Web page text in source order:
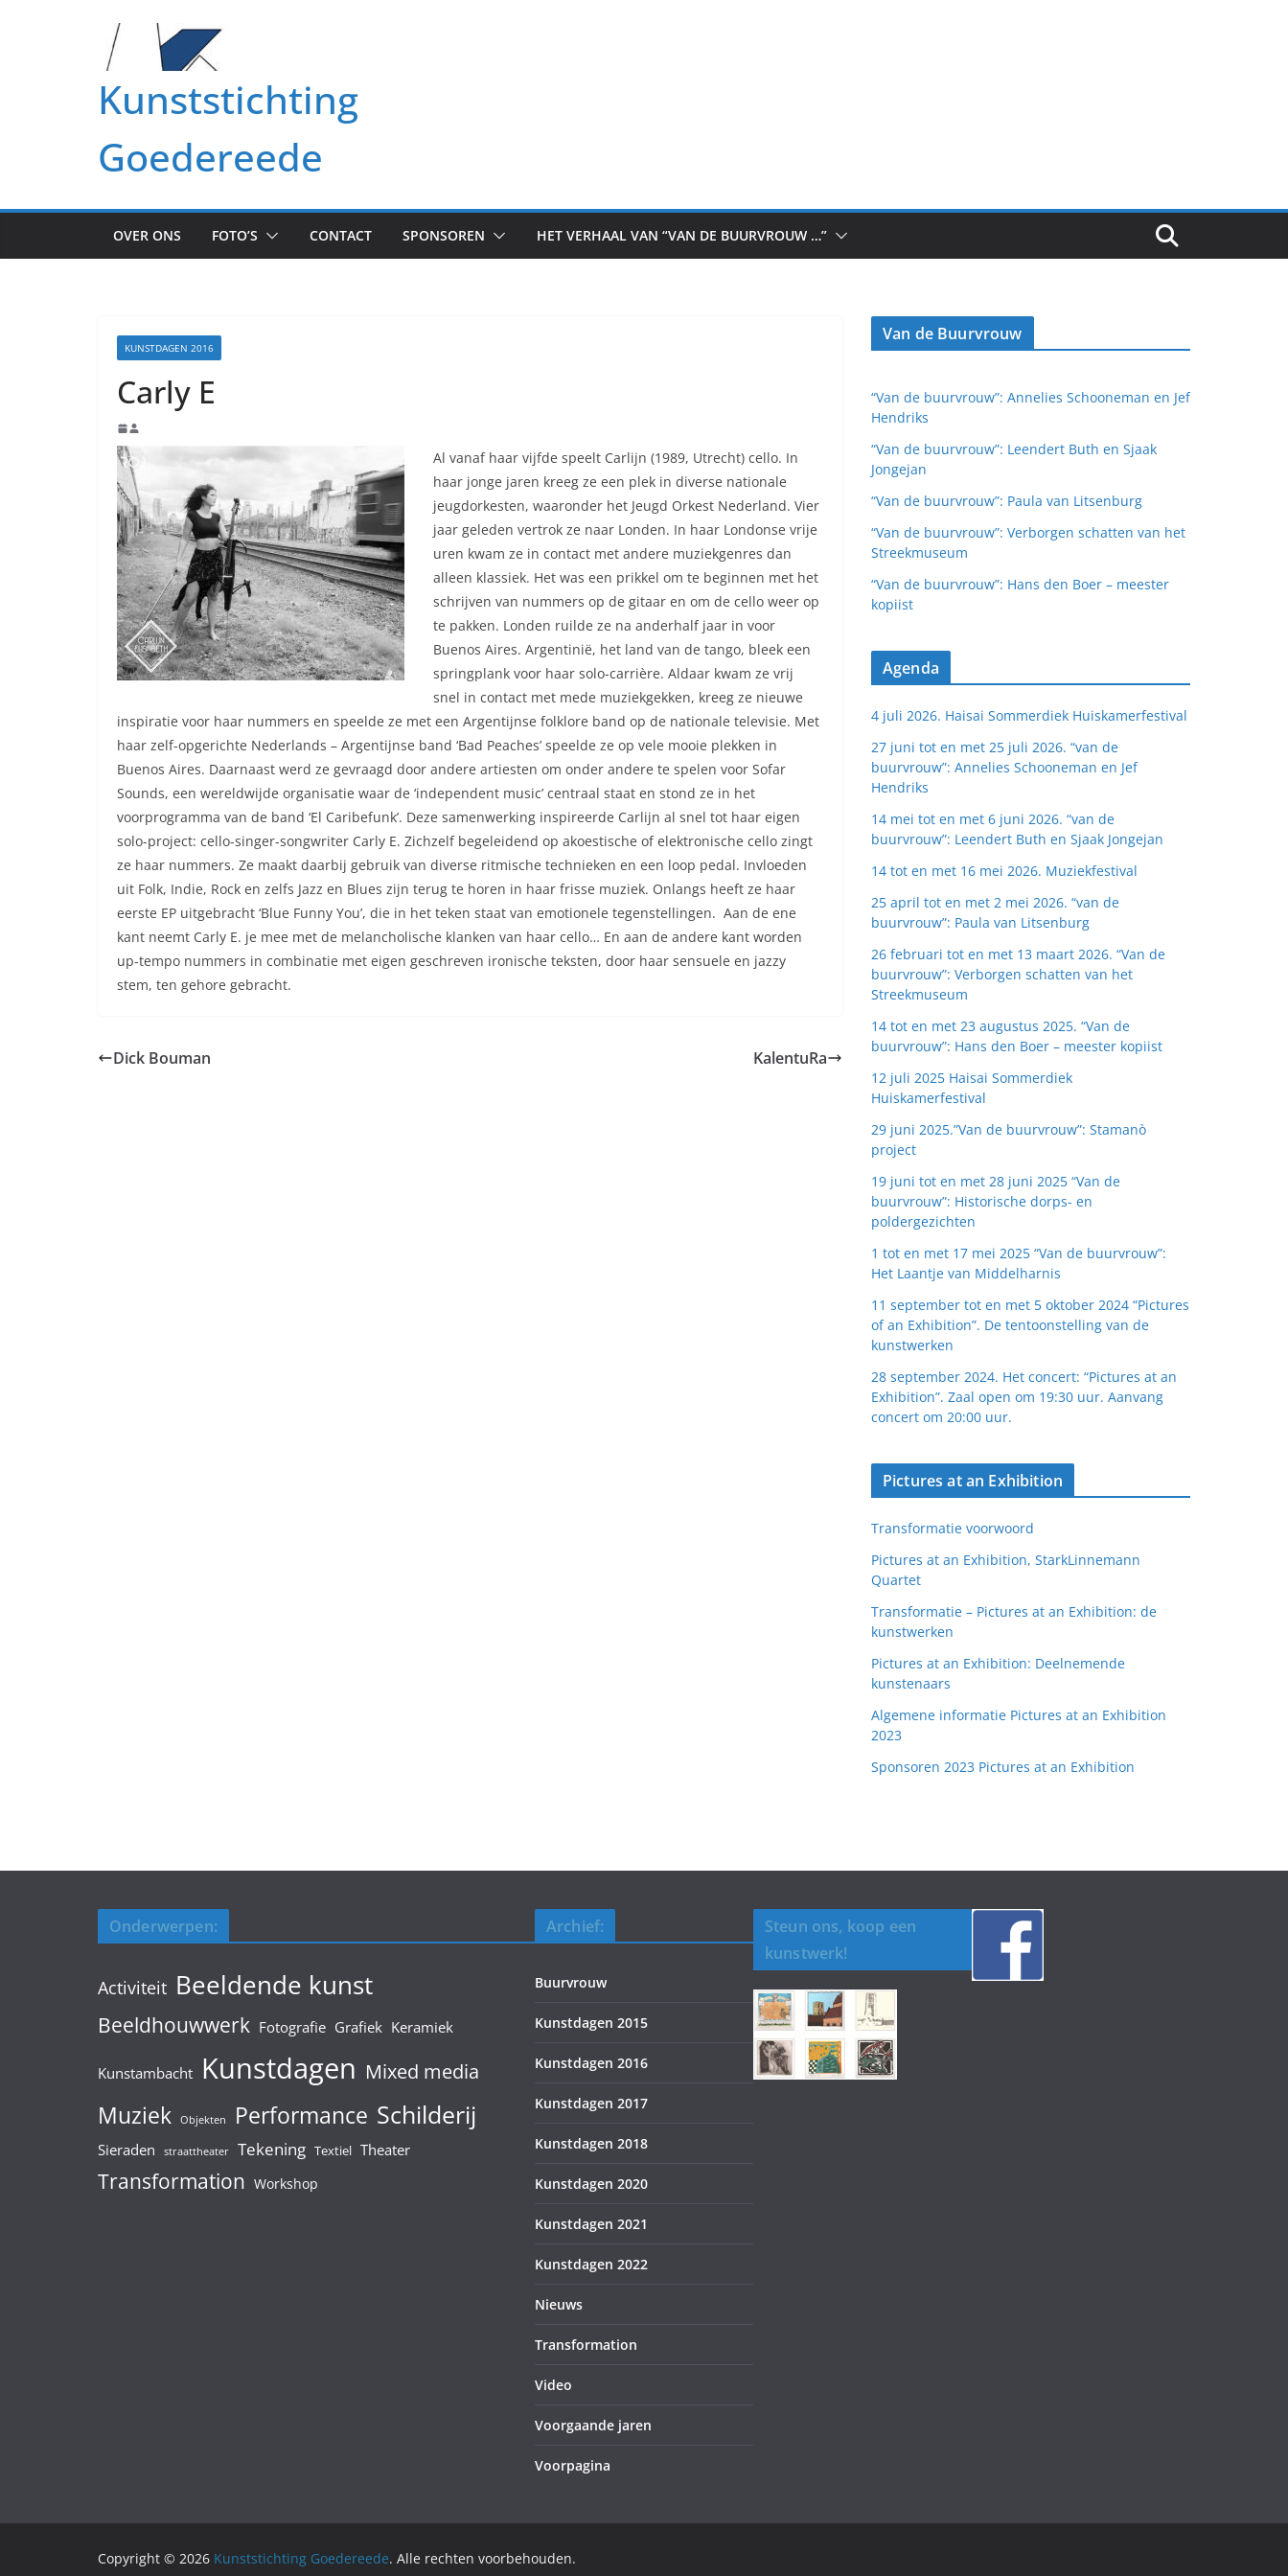
Kunststichting
Goedereede
OVER ONS FOTO’S CONTACT SPONSOREN HET VERHAAL VAN “VAN DE BUURVROUW …”
KUNSTDAGEN 2016
Carly E
Al vanaf haar vijfde speelt Carlijn (1989, Utrecht) cello. In
haar jonge jaren kreeg ze een plek in diverse nationale
jeugdorkesten, waaronder het Jeugd Orkest Nederland. Vier
jaar geleden vertrok ze naar Londen. In haar Londonse vrije
uren kwam ze in contact met andere muziekgenres dan
alleen klassiek. Het was een prikkel om te beginnen met het
schrijven van nummers op de gitaar en om de cello weer op
te pakken. Londen ruilde ze na anderhalf jaar in voor
Buenos Aires. Argentinië, het land van de tango, bleek een
springplank voor haar solo-carrière. Aldaar kwam ze vrij
snel in contact met mede muziekgekken, kreeg ze nieuwe
inspiratie voor haar nummers en speelde ze met een Argentijnse folklore band op de nationale televisie. Met
haar zelf-opgerichte Nederlands – Argentijnse band ‘Bad Peaches’ speelde ze op vele mooie plekken in
Buenos Aires. Daarnaast werd ze gevraagd door andere artiesten om onder andere te spelen voor Sofar
Sounds, een wereldwijde organisatie waar de ‘independent music’ centraal staat en stond ze in het
voorprogramma van de band ‘El Caribefunk’. Deze samenwerking inspireerde Carlijn al snel tot haar eigen
solo-project: cello-singer-songwriter Carly E. Zichzelf begeleidend op akoestische of elektronische cello zingt
ze haar nummers. Ze maakt daarbij gebruik van diverse ritmische technieken en een loop pedal. Invloeden
uit Folk, Indie, Rock en zelfs Jazz en Blues zijn terug te horen in haar frisse muziek. Onlangs heeft ze haar
eerste EP uitgebracht ‘Blue Funny You’, die in het teken staat van emotionele tegenstellingen. Aan de ene
kant neemt Carly E. je mee met de melancholische klanken van haar cello… En aan de andere kant worden
up-tempo nummers in combinatie met eigen geschreven ironische teksten, door haar sensuele en jazzy
stem, ten gehore gebracht.
Dick Bouman KalentuRa
Van de Buurvrouw
“Van de buurvrouw”: Annelies Schooneman en Jef
Hendriks
“Van de buurvrouw”: Leendert Buth en Sjaak
Jongejan
“Van de buurvrouw”: Paula van Litsenburg
“Van de buurvrouw”: Verborgen schatten van het
Streekmuseum
“Van de buurvrouw”: Hans den Boer – meester
kopiist
Agenda
4 juli 2026. Haisai Sommerdiek Huiskamerfestival
27 juni tot en met 25 juli 2026. “van de
buurvrouw”: Annelies Schooneman en Jef
Hendriks
14 mei tot en met 6 juni 2026. “van de
buurvrouw”: Leendert Buth en Sjaak Jongejan
14 tot en met 16 mei 2026. Muziekfestival
25 april tot en met 2 mei 2026. “van de
buurvrouw”: Paula van Litsenburg
26 februari tot en met 13 maart 2026. “Van de
buurvrouw”: Verborgen schatten van het
Streekmuseum
14 tot en met 23 augustus 2025. “Van de
buurvrouw”: Hans den Boer – meester kopiist
12 juli 2025 Haisai Sommerdiek
Huiskamerfestival
29 juni 2025.”Van de buurvrouw”: Stamanò
project
19 juni tot en met 28 juni 2025 “Van de
buurvrouw”: Historische dorps- en
poldergezichten
1 tot en met 17 mei 2025 “Van de buurvrouw”:
Het Laantje van Middelharnis
11 september tot en met 5 oktober 2024 “Pictures
of an Exhibition”. De tentoonstelling van de
kunstwerken
28 september 2024. Het concert: “Pictures at an
Exhibition”. Zaal open om 19:30 uur. Aanvang
concert om 20:00 uur.
Pictures at an Exhibition
Transformatie voorwoord
Pictures at an Exhibition, StarkLinnemann
Quartet
Transformatie – Pictures at an Exhibition: de
kunstwerken
Pictures at an Exhibition: Deelnemende
kunstenaars
Algemene informatie Pictures at an Exhibition
2023
Sponsoren 2023 Pictures at an Exhibition
Onderwerpen:
Activiteit Beeldende kunst
Beeldhouwwerk Fotografie Grafiek Keramiek
Kunstambacht Kunstdagen Mixed media
Muziek Objekten Performance Schilderij
Sieraden straattheater Tekening Textiel Theater
Transformation Workshop
Archief:
Buurvrouw
Kunstdagen 2015
Kunstdagen 2016
Kunstdagen 2017
Kunstdagen 2018
Kunstdagen 2020
Kunstdagen 2021
Kunstdagen 2022
Nieuws
Transformation
Video
Voorgaande jaren
Voorpagina
Steun ons, koop een
kunstwerk!
Copyright © 2026 Kunststichting Goedereede. Alle rechten voorbehouden.